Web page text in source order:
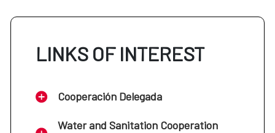
LINKS OF INTEREST
Cooperación Delegada
Water and Sanitation Cooperation